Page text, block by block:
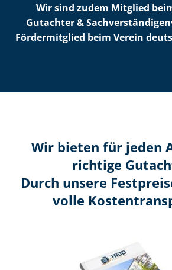
Wir sind zudem Mitglied
Gutachter &
Fördermitglied beim Verein
Wir bieten für jeden
richtige
Durch unsere
volle